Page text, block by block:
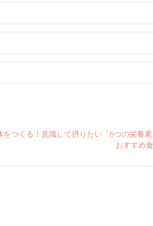
をつくる！意識して摂りたい「6つの栄養素
おすすめ